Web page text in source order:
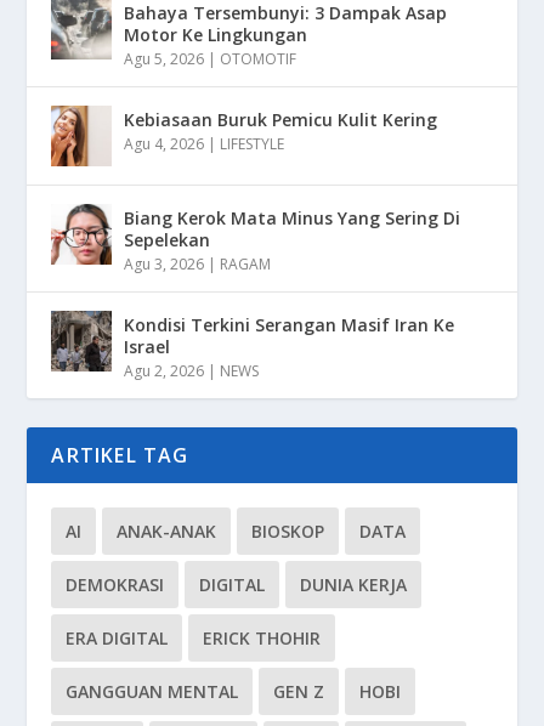
Bahaya Tersembunyi: 3 Dampak Asap
Motor Ke Lingkungan
Agu 5, 2026 | OTOMOTIF
Kebiasaan Buruk Pemicu Kulit Kering
Agu 4, 2026 | LIFESTYLE
Biang Kerok Mata Minus Yang Sering Di
Sepelekan
Agu 3, 2026 | RAGAM
Kondisi Terkini Serangan Masif Iran Ke
Israel
Agu 2, 2026 | NEWS
ARTIKEL TAG
AI ANAK-ANAK BIOSKOP DATA
DEMOKRASI DIGITAL DUNIA KERJA
ERA DIGITAL ERICK THOHIR
GANGGUAN MENTAL GEN Z HOBI